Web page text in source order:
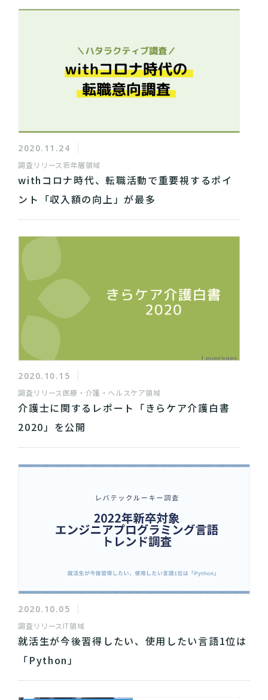
2020.11.24
調査リリース 若年層領域
withコロナ時代、転職活動で重要視するポイ
ント「収入額の向上」が最多
2020.10.15
調査リリース 医療・介護・ヘルスケア領域
介護士に関するレポート「きらケア介護白書
2020」を公開
2020.10.05
調査リリース IT領域
就活生が今後習得したい、使用したい言語1位は
「Python」